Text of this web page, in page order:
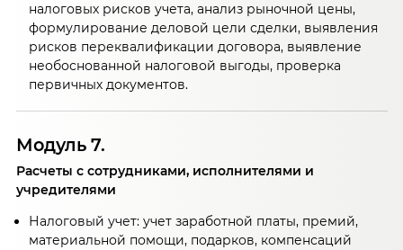
налоговых рисков учета, анализ рыночной цены,
формулирование деловой цели сделки, выявления
рисков переквалификации договора, выявление
необоснованной налоговой выгоды, проверка
первичных документов.
Модуль 7.
Расчеты с сотрудниками, исполнителями и
учредителями
Налоговый учет: учет заработной платы, премий,
материальной помощи, подарков, компенсаций